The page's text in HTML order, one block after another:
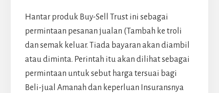
Hantar produk Buy-Sell Trust ini sebagai
permintaan pesanan jualan (Tambah ke troli
dan semak keluar. Tiada bayaran akan diambil
atau diminta. Perintah itu akan dilihat sebagai
permintaan untuk sebut harga tersuai bagi
Beli-jual Amanah dan keperluan Insuransnya